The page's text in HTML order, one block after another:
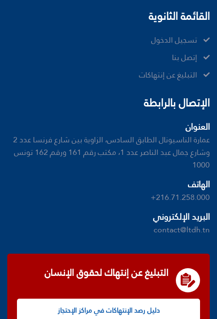
القائمة الثانوية
تسجيل الدخول
إتصل بنا
ﺍﻟﺘﺒﻠﻴﻎ ﻋﻦ ﺇﻧﺘﻬﺎﻛﺎﺕ
الإتصال بالرابطة
العنوان
عمارة الناسيونال الطابق السادس، الزاوية بين شارع فرنسا عدد 2
وشارع جمال عبد الناصر عدد 1، مكتب رقم 161 ورقم 162 تونس
1000
الهاتف
+216.71.258.000
البريد الإلكتروني
contact@ltdh.tn
التبليغ عن إنتهاك لحقوق الإنسان
دليل رصد الإنتهاكات في مراكز الإحتجاز